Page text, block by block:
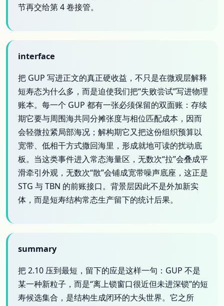
节再交给第 4 卷接管。
interface
把 GUP 写进正文的真正硬收益，不只是在微观层解释
短寿态为什么多，而是迫使我们把“失败尝试”写进物理
账本。每一个 GUP 都有一张必须保留的双面账：存续
期它要与周围海共同分摊张度与相位匹配成本，因而
会轻微拉紧局部海况；解构期它又把这份组织预算以
宽带、低相干方式撒回海里，形成就地可读的扰动底
板。当这类事件进入常态海量区，无数次“拉”会叠成平
滑牵引外观，无数次“散”会铺成宽带噪声底座，这正是
STG 与 TBN 的前账接口。背景层因此不是外加新实
体，而是短寿结构常态生产留下的统计后果。
summary
把 2.10 压到最短，留下的应是这样一句：GUP 不是
某一种新粒子，而是“离上锁窗口很近但未进深锁”的短
寿候选集合，是结构生成闭环的大头世界。它之所